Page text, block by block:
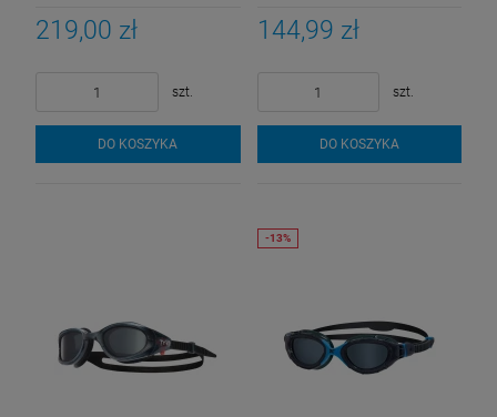
219,00 zł
szt.
DO KOSZYKA
144,99 zł
szt.
DO KOSZYKA